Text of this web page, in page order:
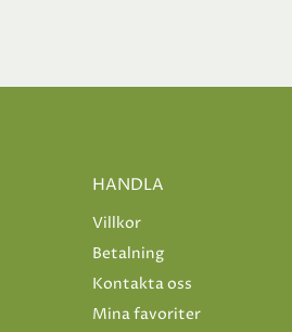
HANDLA
Villkor
Betalning
Kontakta oss
Mina favoriter